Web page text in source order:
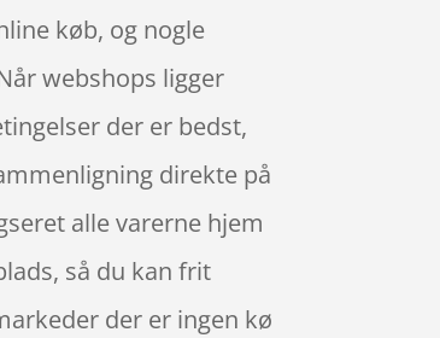
køb, og nogle
webshops ligger
der er bedst,
direkte på
alle varerne hjem
så du kan frit
der er ingen kø